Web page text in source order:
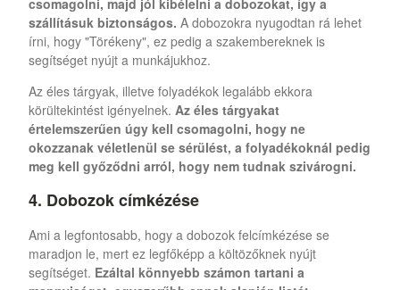
szállításuk biztonságos. A dobozokra nyugodtan rá lehet
írni, hogy "Törékeny", ez pedig a szakembereknek is
segítséget nyújt a munkájukhoz.
Az éles tárgyak, illetve folyadékok legalább ekkora
körültekintést igényelnek. Az éles tárgyakat
értelemszerűen úgy kell csomagolni, hogy ne
okozzanak véletlenül se sérülést, a folyadékoknál pedig
meg kell győződni arról, hogy nem tudnak szivárogni.
4. Dobozok címkézése
Ami a legfontosabb, hogy a dobozok felcímkézése se
maradjon le, mert ez legfőképp a költözőknek nyújt
segítséget. Ezáltal könnyebb számon tartani a